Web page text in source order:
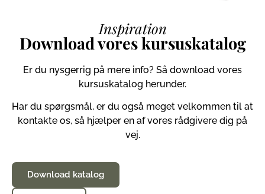
Inspiration
Download vores kursuskatalog
Er du nysgerrig på mere info? Så download vores
kursuskatalog herunder.
Har du spørgsmål, er du også meget velkommen til at
kontakte os, så hjælper en af vores rådgivere dig på
vej.
Download katalog